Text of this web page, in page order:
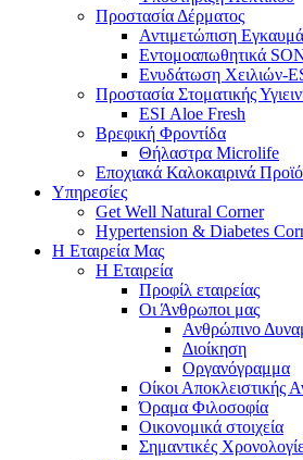
Προστασία Δέρματος
Αντιμετώπιση
Εντομοαπωθητικά
Ενυδάτωση Χειλιών-
Προστασία Στοματικής
ESI Αloe Fresh
Βρεφική Φροντίδα
Θήλαστρα Microlife
Εποχιακά Καλοκαιρινά
Υπηρεσίες
Get Well Natural Corner
Hypertension & Diabetes
Η Εταιρεία Μας
Η Εταιρεία
Προφίλ εταιρείας
Οι Άνθρωποι μας
Ανθρώπινο
Διοίκηση
Οργανόγραμμα
Οίκοι Αποκλειστικής
Όραμα Φιλοσοφία
Οικονομικά στοιχεία
Σημαντικές